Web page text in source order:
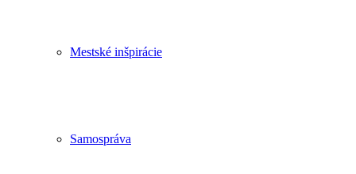
Mestské inšpirácie
Samospráva